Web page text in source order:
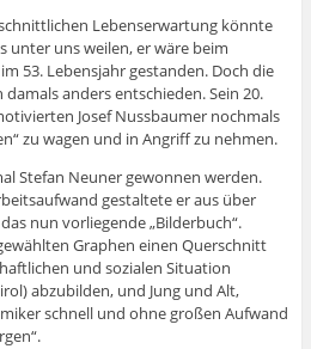
Lebenserwartung könnte
unter uns weilen, er wäre beim
53. Lebensjahr gestanden. Doch die
anders entschieden. Sein 20.
Josef Nussbaumer nochmals
zu wagen und in Angriff zu nehmen.
Stefan Neuner gewonnen werden.
gestaltete er aus über
nun vorliegende „Bilderbuch“.
Graphen einen Querschnitt
und sozialen Situation
abzubilden, und Jung und Alt,
schnell und ohne großen Aufwand